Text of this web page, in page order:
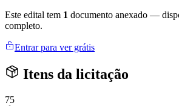
Este edital tem 1 documento anexado —
completo.
Entrar para ver grátis
Itens da licitação
75